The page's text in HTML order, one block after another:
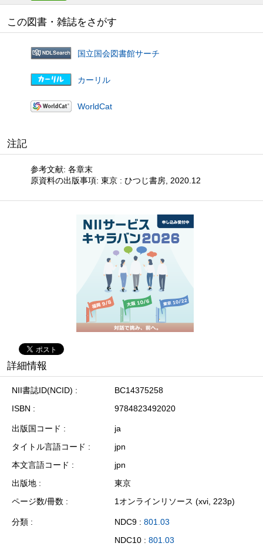
この図書・雑誌をさがす
国立国会図書館サーチ
カーリル
WorldCat
注記
参考文献: 各章末
原資料の出版事項: 東京 : ひつじ書房, 2020.12
詳細情報
NII書誌ID(NCID)
BC14375258
ISBN
9784823492020
出版国コード
ja
タイトル言語コード
jpn
本文言語コード
jpn
出版地
東京
ページ数/冊数
1オンラインリソース (xvi, 223p)
分類 NDC9 : 801.03
NDC10 : 801.03